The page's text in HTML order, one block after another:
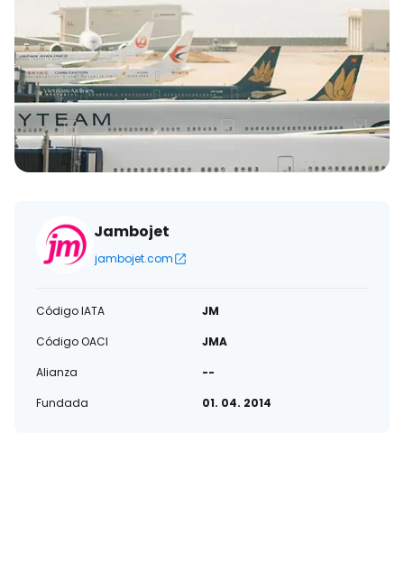
Jambojet
jambojet.com
Código IATA
JM
Código OACI
JMA
Alianza
--
Fundada
01. 04. 2014